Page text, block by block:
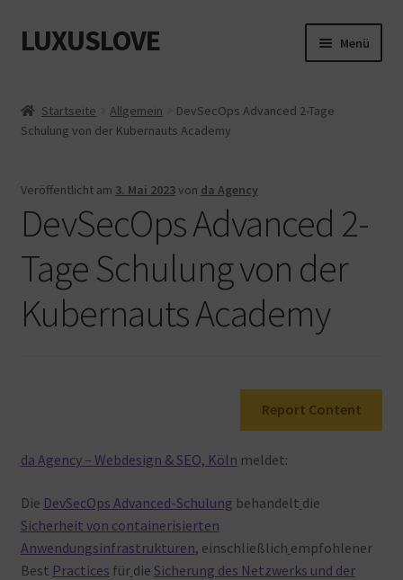
Zur
Navigation
Zum
Inhalt
LUXUSLOVE Menü
Cookie-Richtlinie (EU)
Datenschutz
Impressum
Kasse
Mein Konto
Startseite Allgemein
DevSecOps Advanced 2-Tage
Schulung von der Kubernauts Academy
Veröffentlicht am 3. Mai 2023von da Agency
DevSecOps Advanced 2-
Tage Schulung von der
Kubernauts Academy
Report Content
da Agency – Webdesign & SEO, Köln meldet:
Die DevSecOps Advanced-Schulung behandelt die
Sicherheit von containerisierten
Anwendungsinfrastrukturen, einschließlich empfohlener
Best Practices für die Sicherung des Netzwerks und der